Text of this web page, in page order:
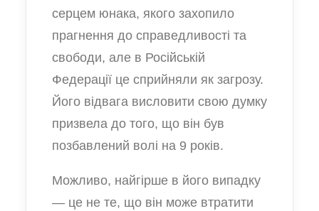
серцем юнака, якого захопило
прагнення до справедливості та
свободи, але в Російській
Федерації це сприйняли як загрозу.
Його відвага висловити свою думку
призвела до того, що він був
позбавлений волі на 9 років.
Можливо, найгірше в його випадку
— це не те, що він може втратити